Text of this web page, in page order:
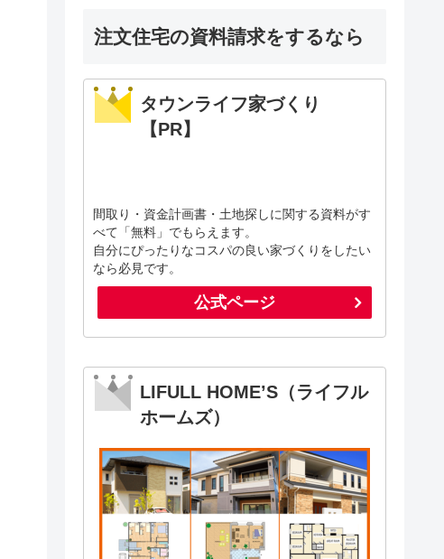
注文住宅の資料請求をするなら
タウンライフ家づくり
【PR】
間取り・資金計画書・土地探しに関する資料がす
べて「無料」でもらえます。
自分にぴったりなコスパの良い家づくりをしたい
なら必見です。
公式ページ
LIFULL HOME’S（ライフル
ホームズ）